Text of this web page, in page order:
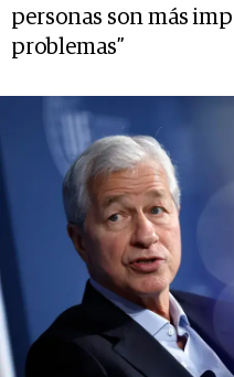
personas son más
problemas”